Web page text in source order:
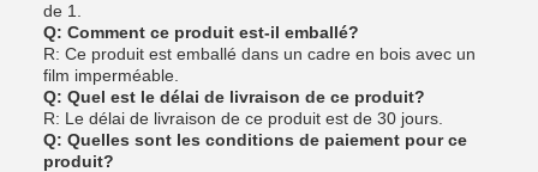
de 1.
Q: Comment ce produit est-il emballé?
R: Ce produit est emballé dans un cadre en bois avec un
film imperméable.
Q: Quel est le délai de livraison de ce produit?
R: Le délai de livraison de ce produit est de 30 jours.
Q: Quelles sont les conditions de paiement pour ce
produit?